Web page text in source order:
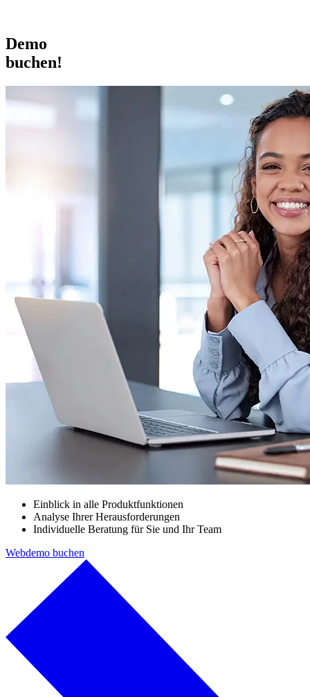
Demo
buchen!
Einblick in alle Produktfunktionen
Analyse Ihrer Herausforderungen
Individuelle Beratung für Sie und Ihr Team
Webdemo buchen